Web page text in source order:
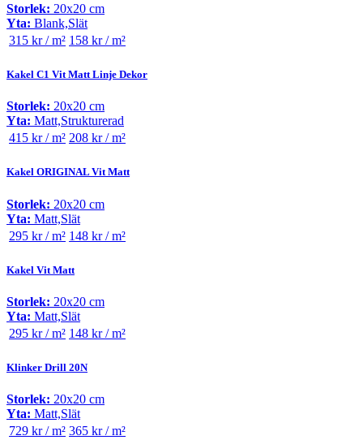
Storlek: 20x20 cm
Yta: Blank,Slät
315 kr / m² 158 kr / m²
Kakel C1 Vit Matt Linje Dekor
Storlek: 20x20 cm
Yta: Matt,Strukturerad
415 kr / m² 208 kr / m²
Kakel ORIGINAL Vit Matt
Storlek: 20x20 cm
Yta: Matt,Slät
295 kr / m² 148 kr / m²
Kakel Vit Matt
Storlek: 20x20 cm
Yta: Matt,Slät
295 kr / m² 148 kr / m²
Klinker Drill 20N
Storlek: 20x20 cm
Yta: Matt,Slät
729 kr / m² 365 kr / m²